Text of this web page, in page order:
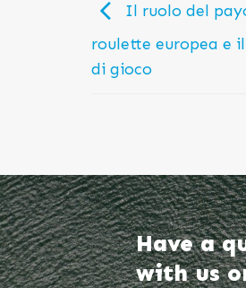
Il ruolo del
roulette europea e
di gioco
Have a
with us